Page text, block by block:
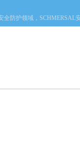
护领域，SCHMERSAL